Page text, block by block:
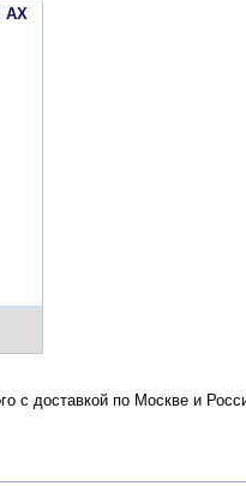
АХ
с доставкой по Москве и